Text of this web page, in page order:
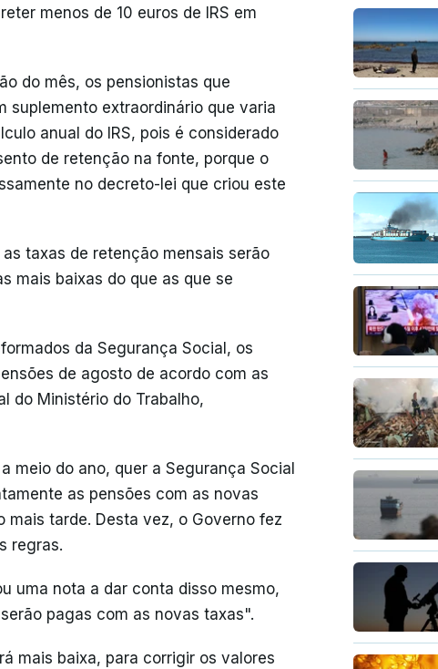
menos de 10 euros de IRS em
do mês, os pensionistas que
suplemento extraordinário que varia
anual do IRS, pois é considerado
de retenção na fonte, porque o
no decreto-lei que criou este
taxas de retenção mensais serão
mais baixas do que as que se
da Segurança Social, os
de agosto de acordo com as
do Ministério do Trabalho,
meio do ano, quer a Segurança Social
as pensões com as novas
tarde. Desta vez, o Governo fez
regras.
uma nota a dar conta disso mesmo,
pagas com as novas taxas".
mais baixa, para corrigir os valores